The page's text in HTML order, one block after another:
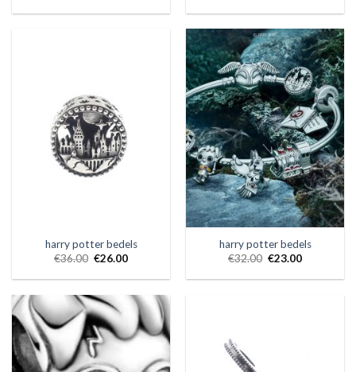
harry potter bedels
€36.00 €26.00
harry potter bedels
€32.00 €23.00